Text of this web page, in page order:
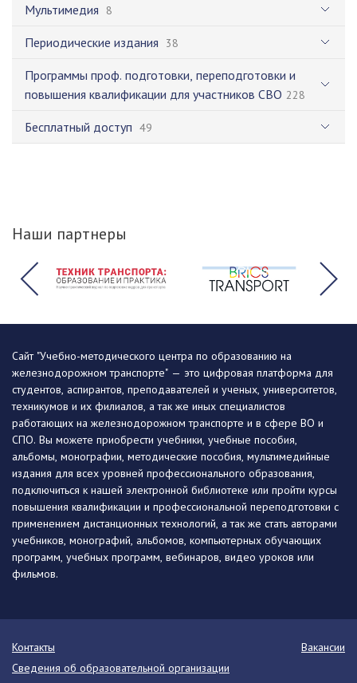
Мультимедия 8
Периодические издания 38
Программы проф. подготовки, переподготовки и
повышения квалификации для участников СВО 228
Бесплатный доступ 49
Наши партнеры
Сайт "Учебно-методического центра по образованию на
железнодорожном транспорте" — это цифровая платформа для
студентов, аспирантов, преподавателей и ученых, университетов,
техникумов и их филиалов, а так же иных специалистов
работающих на железнодорожном транспорте и в сфере ВО и
СПО. Вы можете приобрести учебники, учебные пособия,
альбомы, монографии, методические пособия, мультимедийные
издания для всех уровней профессионального образования,
подключиться к нашей электронной библиотеке или пройти курсы
повышения квалификации и профессиональной переподготовки с
применением дистанционных технологий, а так же стать авторами
учебников, монографий, альбомов, компьютерных обучающих
программ, учебных программ, вебинаров, видео уроков или
фильмов.
Контакты
Вакансии
Сведения об образовательной организации